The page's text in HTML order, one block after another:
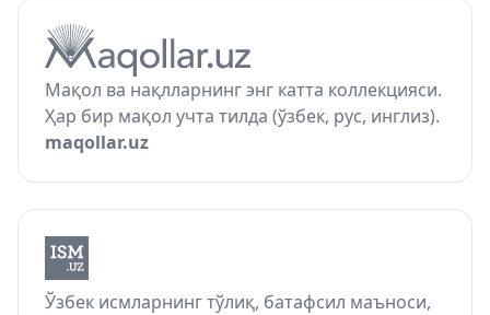
Мақол ва нақлларнинг энг катта коллекцияси.
Ҳар бир мақол учта тилда (ўзбек, рус, инглиз).
maqollar.uz
Ўзбек исмларнинг тўлиқ, батафсил маъноси,